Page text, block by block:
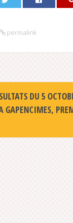
permalink
DU 5
GAPENCIMES,